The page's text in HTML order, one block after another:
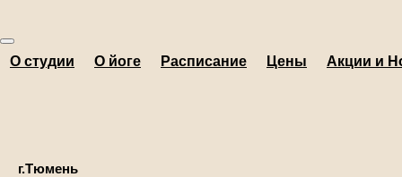
О студии О йоге Расписание Цены Акции и
г.Тюмень